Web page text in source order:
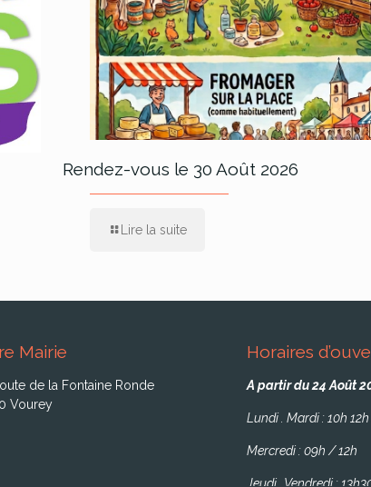
Rendez-vous le 30 Août 2026
Lire la suite
Mairie
de la Fontaine Ronde
Vourey
Horaires
A partir du 24 Août
Lundi . Mardi : 10h
Mercredi : 09h / 12h
Jeudi . Vendredi :